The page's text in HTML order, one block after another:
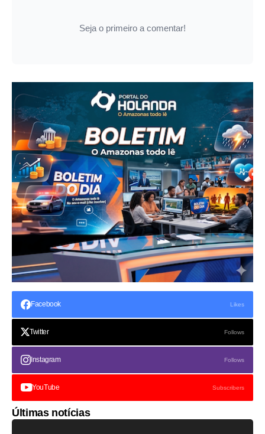
Seja o primeiro a comentar!
Facebook Likes
Twitter Follows
Instagram Follows
YouTube Subscribers
Últimas notícias